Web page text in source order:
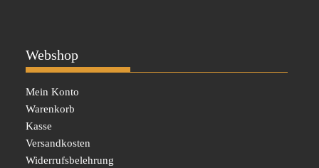
Webshop
Mein Konto
Warenkorb
Kasse
Versandkosten
Widerrufsbelehrung